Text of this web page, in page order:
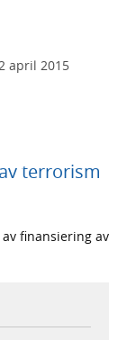
april 2015
terrorism
finansiering av